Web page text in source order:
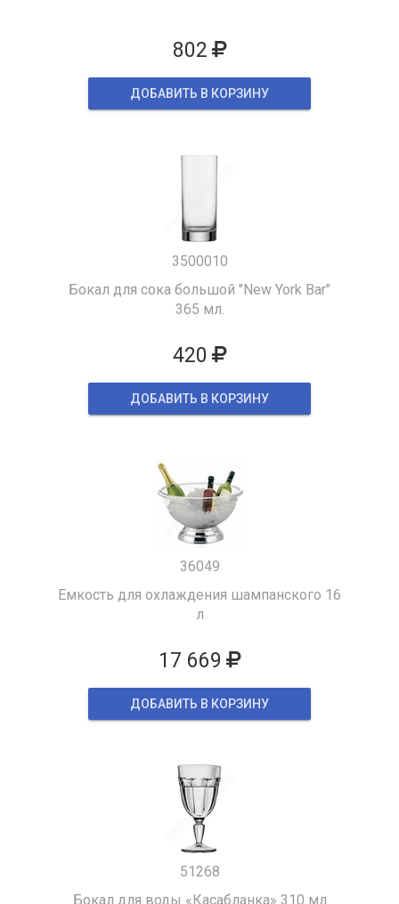
802
ДОБАВИТЬ В КОРЗИНУ
3500010
Бокал для сока большой "New York Bar"
365 мл.
420
ДОБАВИТЬ В КОРЗИНУ
36049
Емкость для охлаждения шампанского 16
л
17 669
ДОБАВИТЬ В КОРЗИНУ
51268
Бокал для воды «Касабланка» 310 мл